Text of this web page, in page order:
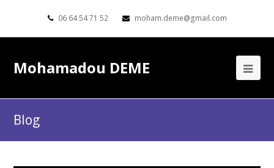
06 64 54 71 52 moham.deme@gmail.com
Mohamadou DEME
Blog